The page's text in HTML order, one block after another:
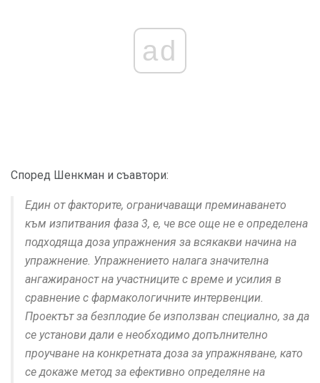
ad
Според Шенкман и съавтори:
Един от факторите, ограничаващи преминаването
към изпитвания фаза 3, е, че все още не е определена
подходяща доза упражнения за всякакви начина на
упражнение. Упражнението налага значителна
ангажираност на участниците с време и усилия в
сравнение с фармакологичните интервенции.
Проектът за безплодие бе използван специално, за да
се установи дали е необходимо допълнително
проучване на конкретната доза за упражняване, като
се докаже метод за ефективно определяне на